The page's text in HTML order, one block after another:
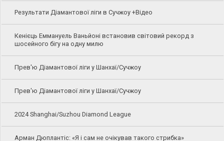
Результати Діамантової ліги в Сучжоу +Відео
Кенієць Еммануель Ваньйоні встановив світовий рекорд з
шосейного бігу на одну милю
Прев'ю Діамантової ліги у Шанхаї/Сучжоу
Прев'ю Діамантової ліги у Шанхаї/Сучжоу
2024 Shanghai/Suzhou Diamond League
Арман Дюплантіс: «Я і сам не очікував такого стрибка»